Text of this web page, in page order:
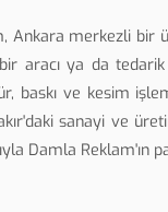
Ankara merkezli bir
aracı ya da
baskı ve kesim
sanayi ve
Damla